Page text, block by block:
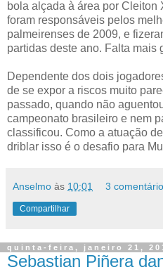
bola alçada à área por Cleiton
foram responsáveis pelos
palmeirenses de 2009, e
partidas deste ano. Falta mais
Dependente dos dois
de se expor a riscos muito
passado, quando não
campeonato brasileiro e nem
classificou. Como a atuação
driblar isso é o desafio para
Anselmo às 10:01 3
Compartilhar
quinta-feira, janeiro 21,
Sebastian Piñera